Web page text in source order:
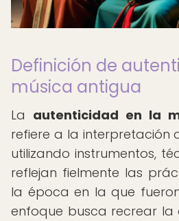
Definición de
música antigua
La autenticidad en la
refiere a la interpretación
utilizando instrumentos,
reflejan fielmente las
la época en la que
enfoque busca recrear la